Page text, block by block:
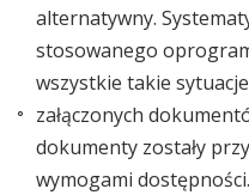
alternatywny.
stosowanego
wszystkie takie
załączonych
dokumenty zostały
wymogami